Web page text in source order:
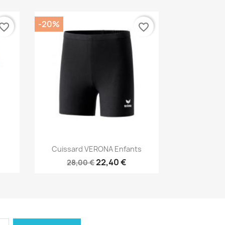
Aperçu rapide
Cuissard VERONA Enfants
28,00 €22,40 €
-20% favorite_border